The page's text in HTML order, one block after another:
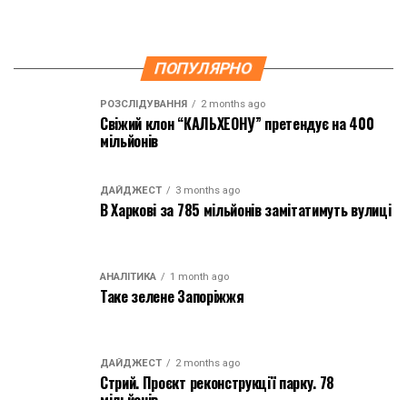
ПОПУЛЯРНО
РОЗСЛІДУВАННЯ 2 months ago
Свіжий клон “КАЛЬХЕОНУ” претендує на 400
мільйонів
ДАЙДЖЕСТ 3 months ago
В Харкові за 785 мільйонів замітатимуть вулиці
АНАЛІТИКА 1 month ago
Таке зелене Запоріжжя
ДАЙДЖЕСТ 2 months ago
Стрий. Проєкт реконструкції парку. 78